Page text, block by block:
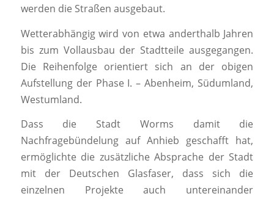
werden die Straßen ausgebaut.
Wetterabhängig wird von etwa anderthalb Jahren
bis zum Vollausbau der Stadtteile ausgegangen.
Die Reihenfolge orientiert sich an der obigen
Aufstellung der Phase I. – Abenheim, Südumland,
Westumland.
Dass die Stadt Worms damit die
Nachfragebündelung auf Anhieb geschafft hat,
ermöglichte die zusätzliche Absprache der Stadt
mit der Deutschen Glasfaser, dass sich die
einzelnen Projekte auch untereinander